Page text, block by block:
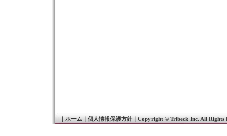
ホーム｜ 個人情報保護方針｜ Copyright © Tribeck Inc. All Rights